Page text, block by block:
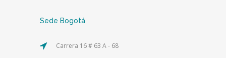
Sede Bogotá
Carrera 16 # 63 A - 68